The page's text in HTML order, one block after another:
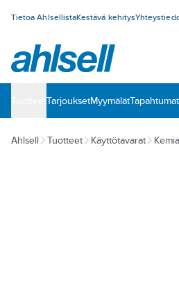
Tietoa AhlsellistaKestävä kehitys
‎TarjouksetMyymälätTapahtumat
Ahlsell Tuotteet Käyttötavarat